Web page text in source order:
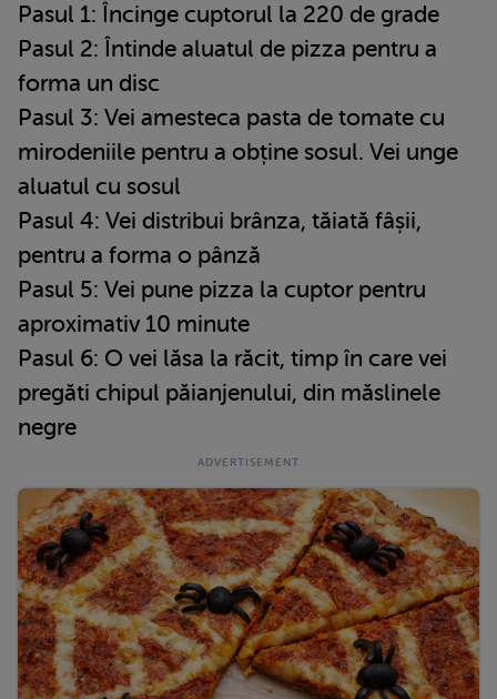
Pasul 1: Încinge cuptorul la 220 de grade
Pasul 2: Întinde aluatul de pizza pentru a
forma un disc
Pasul 3: Vei amesteca pasta de tomate cu
mirodeniile pentru a obține sosul. Vei unge
aluatul cu sosul
Pasul 4: Vei distribui brânza, tăiată fâșii,
pentru a forma o pânză
Pasul 5: Vei pune pizza la cuptor pentru
aproximativ 10 minute
Pasul 6: O vei lăsa la răcit, timp în care vei
pregăti chipul păianjenului, din măslinele
negre